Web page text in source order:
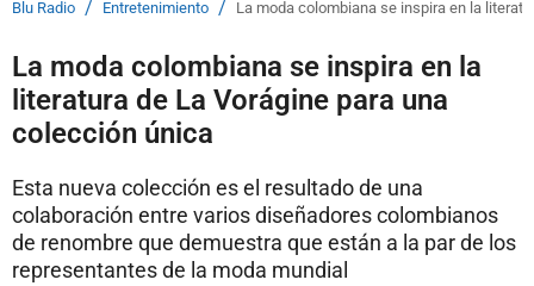
Blu Radio / Entretenimiento / La moda colombiana se inspira en la
La moda colombiana se inspira en la
literatura de La Vorágine para una
colección única
Esta nueva colección es el resultado de una
colaboración entre varios diseñadores colombianos
de renombre que demuestra que están a la par de los
representantes de la moda mundial